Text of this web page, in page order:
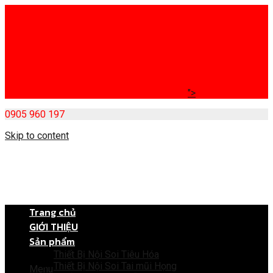
">
0905 960 197
Skip to content
Menu
Trang chủ
GIỚI THIỆU
Sản phẩm
Thiết Bị Nội Soi Tiêu Hóa
Thiết Bị Nội Soi Tai mũi Họng